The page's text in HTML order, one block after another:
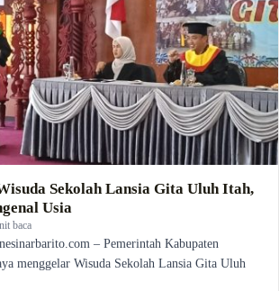
Sekolah Lansia Gita Uluh Itah,
Usia
baca
– Pemerintah Kabupaten
menggelar Wisuda Sekolah Lansia Gita Uluh